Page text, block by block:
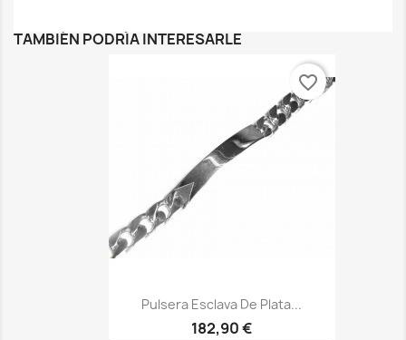
TAMBIÉN PODRÍA INTERESARLE
Pulsera Esclava De Plata...
182,90 €
favorite_border